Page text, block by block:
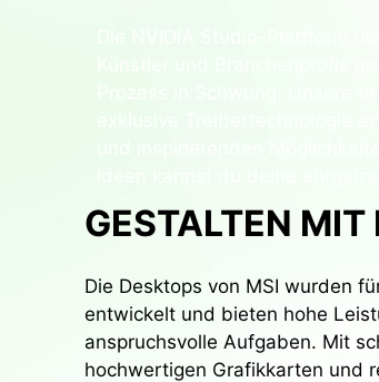
Prozess in Schwung. Unsere
exklusive Treibertechnologie
und inspirierenden
Ideen kannst du deine
GESTALTEN
Die Desktops von MSI wurden
entwickelt und bieten hohe
anspruchsvolle Aufgaben. Mit
hochwertigen Grafikkarten und